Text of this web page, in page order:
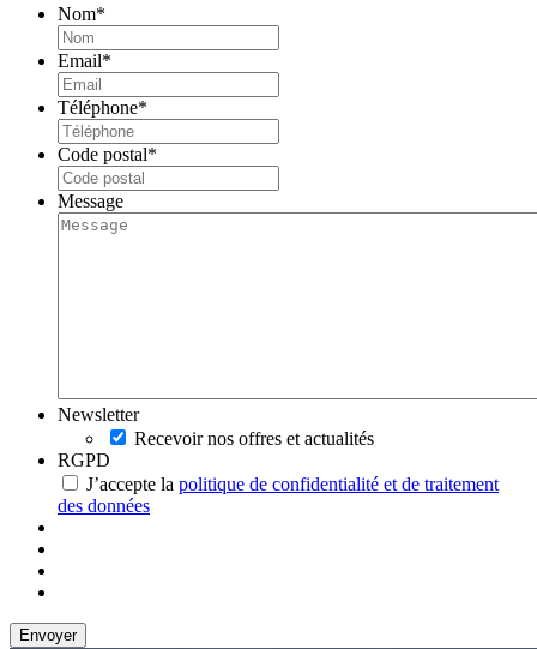
Nom*
Email*
Téléphone*
Code postal*
Message
Newsletter
Recevoir nos offres et actualités
RGPD
J’accepte la politique de confidentialité et de traitement
des données